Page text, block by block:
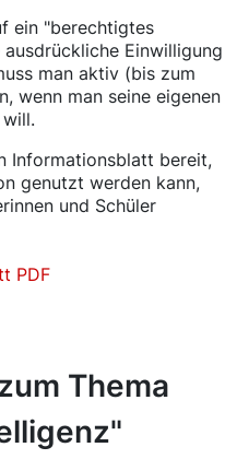
ein "berechtigtes
Einwilligung
man aktiv (bis zum
wenn man seine eigenen
Informationsblatt bereit,
genutzt werden kann,
und Schüler
PDF
Thema